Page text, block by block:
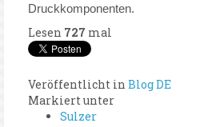
Druckkomponenten.
Lesen 727 mal
Veröffentlicht in Blog DE
Markiert unter
Sulzer